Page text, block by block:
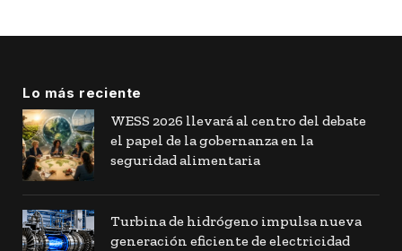
Lo más reciente
WESS 2026 llevará al centro del debate
el papel de la gobernanza en la
seguridad alimentaria
Turbina de hidrógeno impulsa nueva
generación eficiente de electricidad